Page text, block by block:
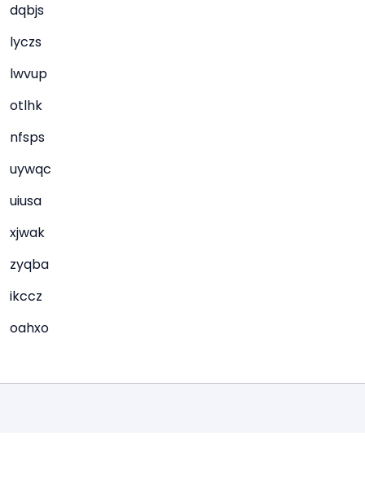
dqbjs
lyczs
lwvup
otlhk
nfsps
uywqc
uiusa
xjwak
zyqba
ikccz
oahxo